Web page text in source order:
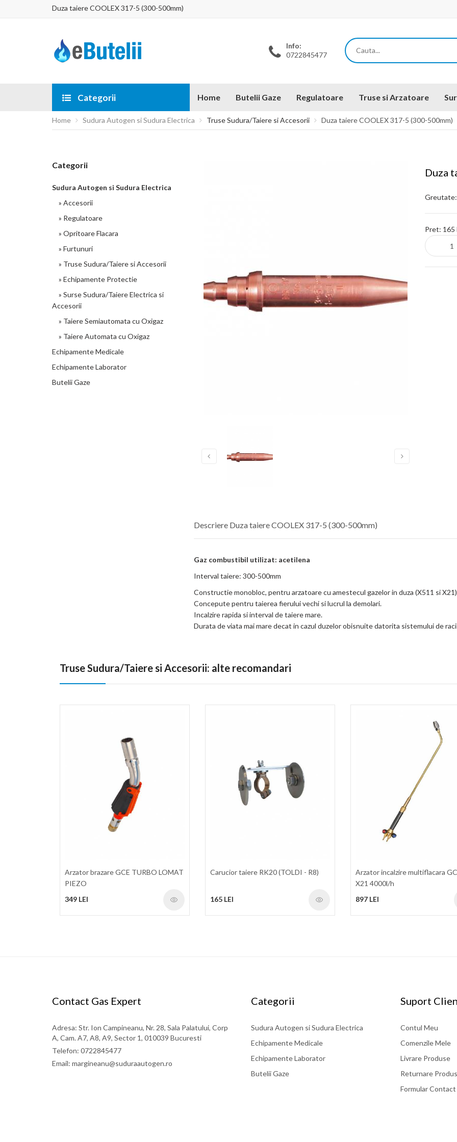
Duza taiere COOLEX 317-5 (300-500mm)
Info:
0722845477
Categorii Home Butelii Gaze Regulatoare Truse si Arzatoare
Home Sudura Autogen si Sudura Electrica Truse Sudura/Taiere si Accesorii Duza taiere COOLEX 317-5 (300-500mm)
Duza
Greutate:
Pret: 165
Descriere Duza taiere COOLEX 317-5 (300-500mm)
Gaz combustibil utilizat: acetilena
Interval taiere: 300-500mm
Constructie monobloc, pentru arzatoare cu amestecul gazelor in duza (X511 si
Concepute pentru taierea fierului vechi si lucrul la demolari.
Incalzire rapida si interval de taiere mare.
Durata de viata mai mare decat in cazul duzelor obisnuite datorita sistemului de
Categorii
Sudura Autogen si Sudura Electrica
» Accesorii
» Regulatoare
» Opritoare Flacara
» Furtunuri
» Truse Sudura/Taiere si Accesorii
» Echipamente Protectie
» Surse Sudura/Taiere Electrica si
Accesorii
» Taiere Semiautomata cu Oxigaz
» Taiere Automata cu Oxigaz
Echipamente Medicale
Echipamente Laborator
Butelii Gaze
Truse Sudura/Taiere si Accesorii: alte recomandari
Arzator brazare GCE TURBO LOMAT
PIEZO
349 LEI
Carucior taiere RK20 (TOLDI - R8)
165 LEI
Arzator incalzire multiflacara
X21 4000l/h
897 LEI
Contact Gas Expert
Adresa: Str. Ion Campineanu, Nr. 28, Sala Palatului, Corp
A, Cam. A7, A8, A9, Sector 1, 010039 Bucuresti
Telefon: 0722845477
Email: margineanu@suduraautogen.ro
Categorii
Sudura Autogen si Sudura Electrica
Echipamente Medicale
Echipamente Laborator
Butelii Gaze
Suport
Contul Meu
Comenzile Mele
Livrare Produse
Returnare
Formular Contact